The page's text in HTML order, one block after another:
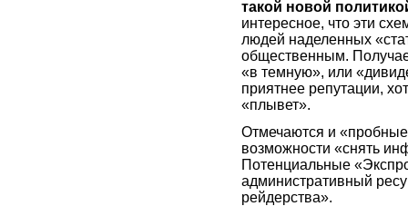
такой новой
интересное, что эти
людей наделенных
общественным.
«в темную», или
приятнее репутации,
«плывет».
Отмечаются и
возможности «снять
Потенциальные
административный
рейдерства».